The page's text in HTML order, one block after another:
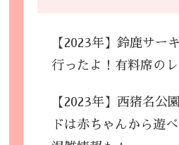
【2023年】鈴鹿サー
行ったよ！有料席のレ
【2023年】西猪名公
ドは赤ちゃんから遊